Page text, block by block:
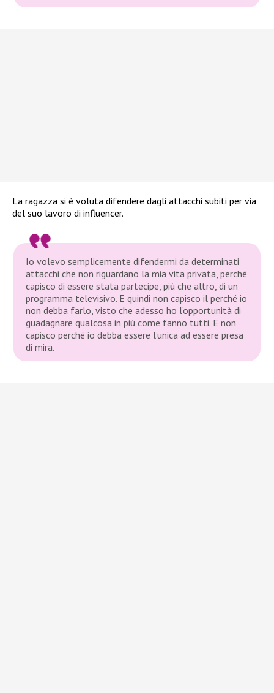
La ragazza si è voluta difendere dagli attacchi subiti per via
del suo lavoro di influencer.
Io volevo semplicemente difendermi da determinati
attacchi che non riguardano la mia vita privata, perché
capisco di essere stata partecipe, più che altro, di un
programma televisivo. E quindi non capisco il perché io
non debba farlo, visto che adesso ho l’opportunità di
guadagnare qualcosa in più come fanno tutti. E non
capisco perché io debba essere l’unica ad essere presa
di mira.